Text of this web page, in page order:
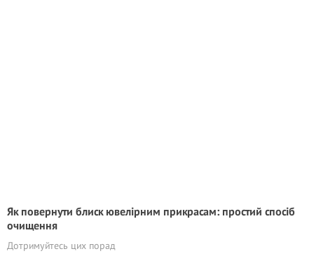
Як повернути блиск ювелірним прикрасам: простий спосіб
очищення
Дотримуйтесь цих порад